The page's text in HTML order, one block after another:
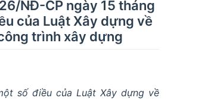
NĐ-CP ngày 15 tháng
của Luật Xây dựng về
trình xây dựng
số điều của Luật Xây dựng về